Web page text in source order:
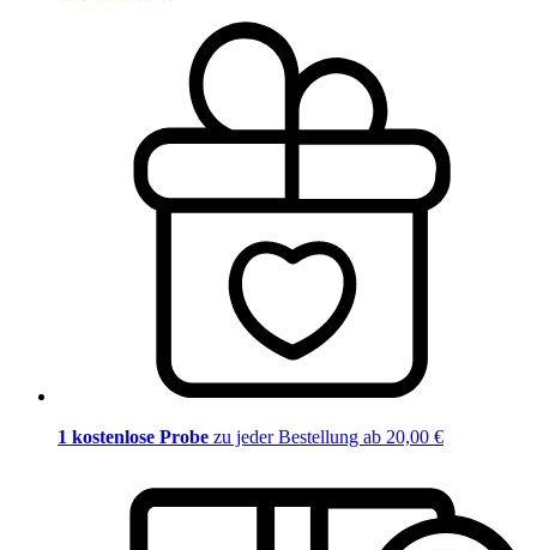
1 kostenlose Probe zu jeder Bestellung ab 20,00 €